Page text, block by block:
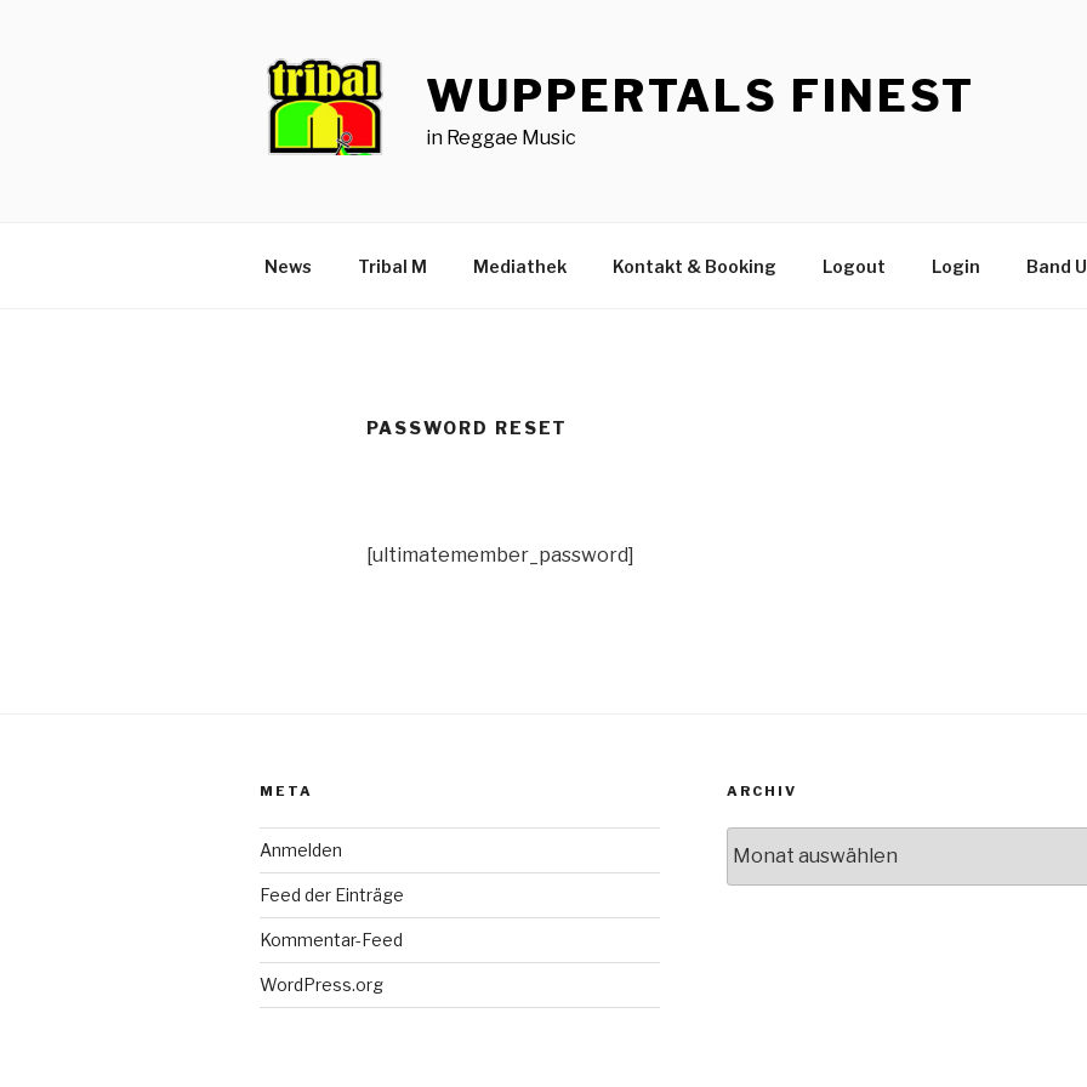
WUPPERTALS FINEST
in Reggae Music
News Tribal M Mediathek Kontakt & Booking Logout Login Band
PASSWORD RESET
[ultimatemember_password]
META
Anmelden
Feed der Einträge
Kommentar-Feed
WordPress.org
ARCHIV